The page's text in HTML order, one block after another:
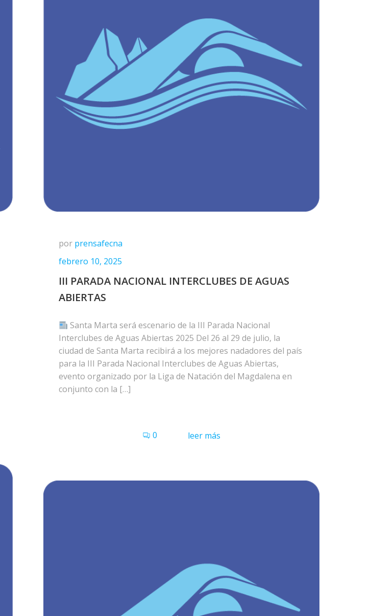
por prensafecna
febrero 10, 2025
III PARADA NACIONAL INTERCLUBES DE AGUAS
ABIERTAS
Santa Marta será escenario de la III Parada Nacional
Interclubes de Aguas Abiertas 2025 Del 26 al 29 de julio, la
ciudad de Santa Marta recibirá a los mejores nadadores del país
para la III Parada Nacional Interclubes de Aguas Abiertas,
evento organizado por la Liga de Natación del Magdalena en
conjunto con la […]
0 leer más